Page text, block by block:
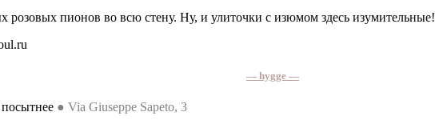
пионов во всю стену. Ну, и улиточки с изюмом здесь изумительные!
— hygge —
● Via Giuseppe Sapeto, 3